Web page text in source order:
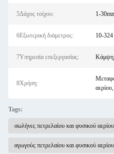
5Δάχος τοίχου: 1-
6Εξωτερική διάμετρος: 10-324
7Υπηρεσία επεξεργασίας:
8Χρήση:
Tags:
σωλήνες πετρελαίου και φυσικού αερίου
αγωγούς πετρελαίου και φυσικού αερίου